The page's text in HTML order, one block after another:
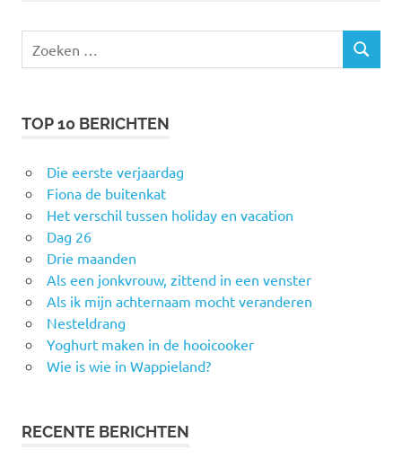
naar:
ZOEKEN
TOP 10 BERICHTEN
Die eerste verjaardag
Fiona de buitenkat
Het verschil tussen holiday en vacation
Dag 26
Drie maanden
Als een jonkvrouw, zittend in een venster
Als ik mijn achternaam mocht veranderen
Nesteldrang
Yoghurt maken in de hooicooker
Wie is wie in Wappieland?
RECENTE BERICHTEN